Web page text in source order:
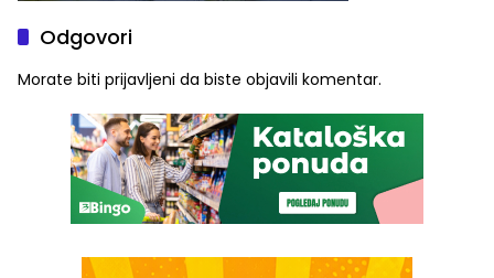
Odgovori
Morate biti prijavljeni da biste objavili komentar.